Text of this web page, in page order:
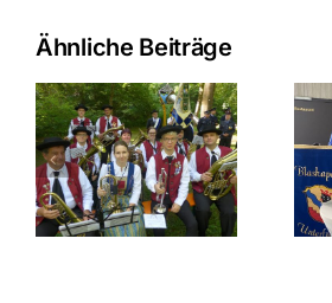
Ähnliche Beiträge